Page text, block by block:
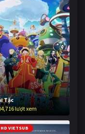
Tặc
lượt xem
HD VIETSUB